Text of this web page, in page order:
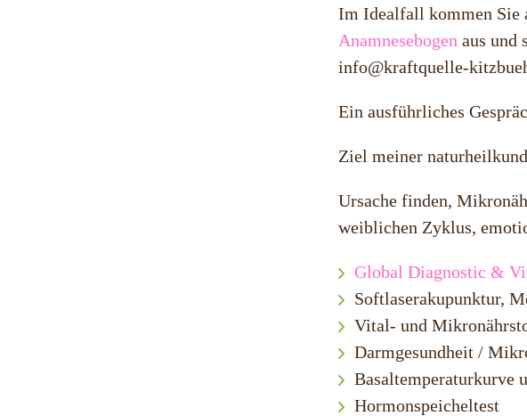
Im Idealfall kommen Sie
Anamnesebogen aus und
info@kraftquelle-
Ein ausführliches
Ziel meiner
Ursache finden,
weiblichen Zyklus,
Global Diagnostic &
Softlaserakupunktur,
Vital- und
Darmgesundheit /
Basaltemperaturkurve
Hormonspeicheltest